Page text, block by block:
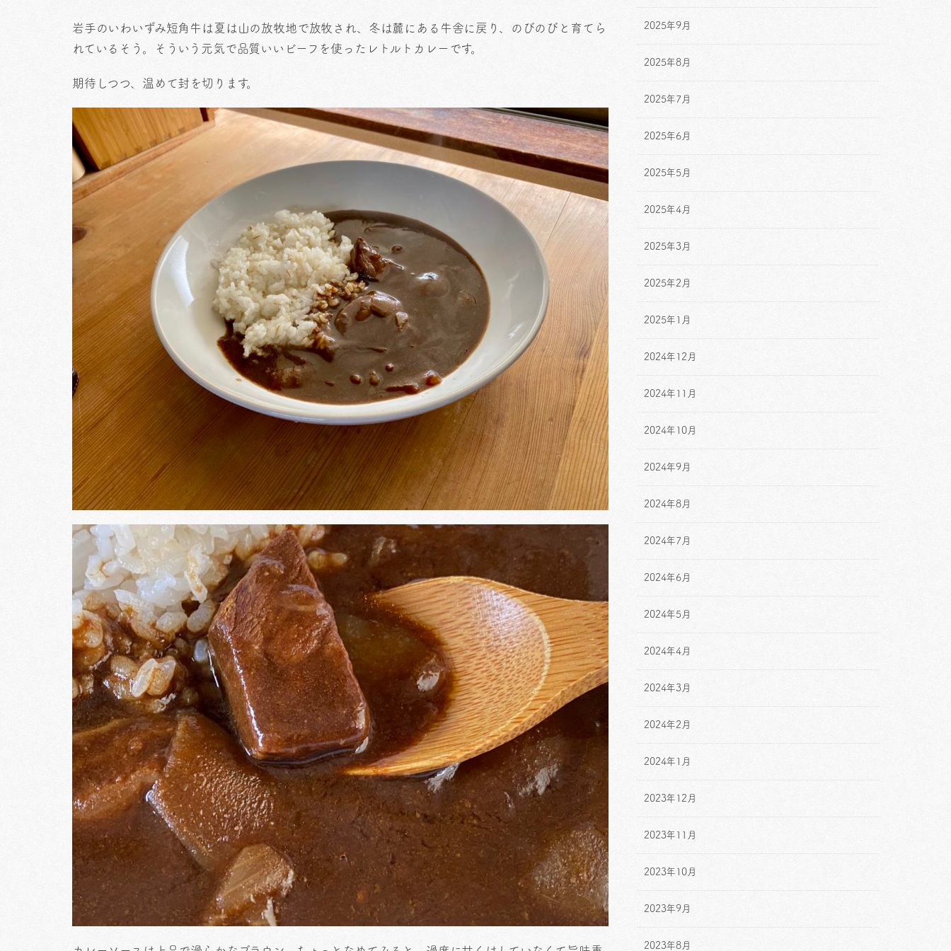
岩手のいわいずみ短角牛は夏は山の放牧地で放牧され、冬は麓にある牛舎に戻り、のびのびと育てら
れているそう。そういう元気で品質いいビーフを使ったレトルトカレーです。
期待しつつ、温めて封を切ります。
2025年9月
2025年8月
2025年7月
2025年6月
2025年5月
2025年4月
2025年3月
2025年2月
2025年1月
2024年12月
2024年11月
2024年10月
2024年9月
2024年8月
2024年7月
2024年6月
2024年5月
2024年4月
2024年3月
2024年2月
2024年1月
2023年12月
2023年11月
2023年10月
2023年9月
2023年8月